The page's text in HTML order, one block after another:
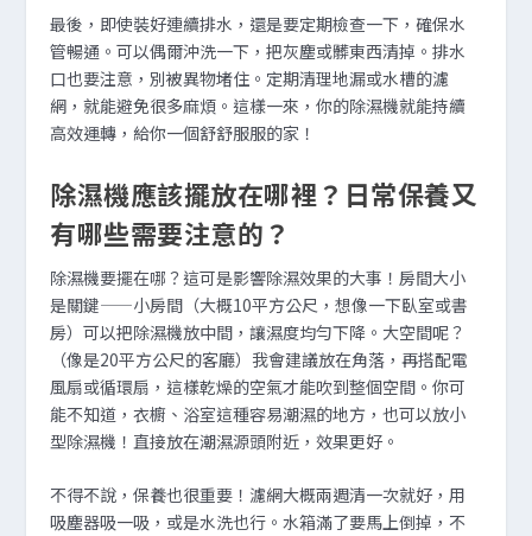
最後，即使裝好連續排水，還是要定期檢查一下，確保水
管暢通。可以偶爾沖洗一下，把灰塵或髒東西清掉。排水
口也要注意，別被異物堵住。定期清理地漏或水槽的濾
網，就能避免很多麻煩。這樣一來，你的除濕機就能持續
高效運轉，給你一個舒舒服服的家！
除濕機應該擺放在哪裡？日常保養又
有哪些需要注意的？
除濕機要擺在哪？這可是影響除濕效果的大事！房間大小
是關鍵——小房間（大概10平方公尺，想像一下臥室或書
房）可以把除濕機放中間，讓濕度均勻下降。大空間呢？
（像是20平方公尺的客廳）我會建議放在角落，再搭配電
風扇或循環扇，這樣乾燥的空氣才能吹到整個空間。你可
能不知道，衣櫥、浴室這種容易潮濕的地方，也可以放小
型除濕機！直接放在潮濕源頭附近，效果更好。
不得不說，保養也很重要！濾網大概兩週清一次就好，用
吸塵器吸一吸，或是水洗也行。水箱滿了要馬上倒掉，不